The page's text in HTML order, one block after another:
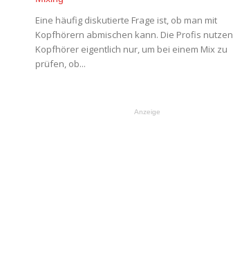
Eine häufig diskutierte Frage ist, ob man mit
Kopfhörern abmischen kann. Die Profis nutzen
Kopfhörer eigentlich nur, um bei einem Mix zu
prüfen, ob...
Anzeige